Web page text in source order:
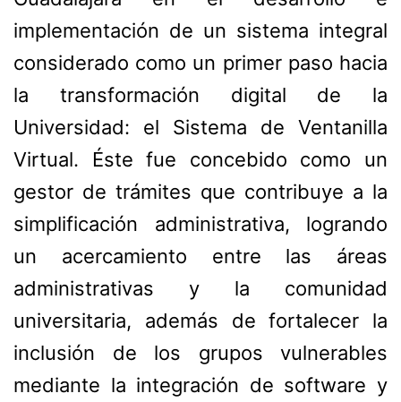
implementación de un sistema integral
considerado como un primer paso hacia
la transformación digital de la
Universidad: el Sistema de Ventanilla
Virtual. Éste fue concebido como un
gestor de trámites que contribuye a la
simplificación administrativa, logrando
un acercamiento entre las áreas
administrativas y la comunidad
universitaria, además de fortalecer la
inclusión de los grupos vulnerables
mediante la integración de software y